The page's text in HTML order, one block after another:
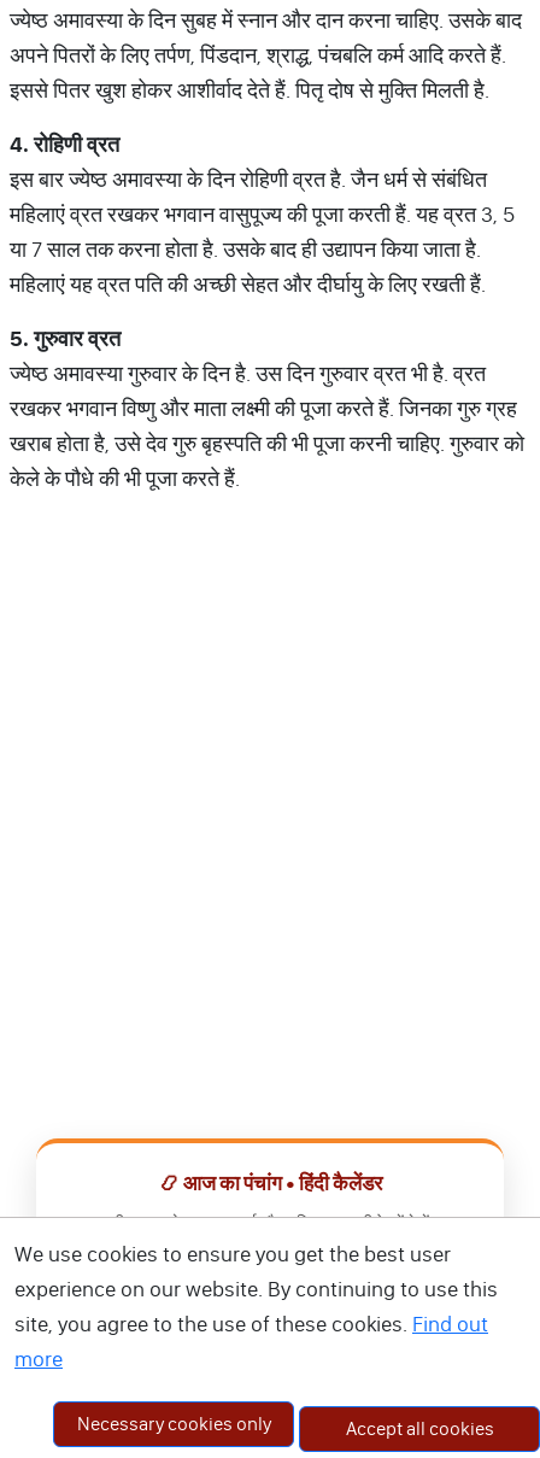
ज्येष्ठ अमावस्या के दिन सुबह में स्नान और दान करना चाहिए. उसके बाद
अपने पितरों के लिए तर्पण, पिंडदान, श्राद्ध, पंचबलि कर्म आदि करते हैं.
इससे पितर खुश होकर आशीर्वाद देते हैं. पितृ दोष से मुक्ति मिलती है.
4.रोहिणीव्रत
इस बार ज्येष्ठ अमावस्या के दिन रोहिणी व्रत है. जैन धर्म से संबंधित
महिलाएं व्रत रखकर भगवान वासुपूज्य की पूजा करती हैं. यह व्रत 3, 5
या 7 साल तक करना होता है. उसके बाद ही उद्यापन किया जाता है.
महिलाएं यह व्रत पति की अच्छी सेहत और दीर्घायु के लिए रखती हैं.
5.गुरुवारव्रत
ज्येष्ठ अमावस्या गुरुवार के दिन है. उस दिन गुरुवार व्रत भी है. व्रत
रखकर भगवान विष्णु और माता लक्ष्मी की पूजा करते हैं. जिनका गुरु ग्रह
खराब होता है, उसे देव गुरु बृहस्पति की भी पूजा करनी चाहिए. गुरुवार को
केले के पौधे की भी पूजा करते हैं.
📿 आज का पंचांग • हिंदी कैलेंडर
सभी व्रत, त्योहार, शुभ मुहूर्त और राशिफल एक ही ऐप में देखें।
📅 हिंदी कैलेंडर ऐप डाउनलोड करें
We use cookies to ensure you get the best user
experience on our website. By continuing to use this
site, you agree to the use of these cookies. Find out
more
Necessary cookies only Accept all cookies